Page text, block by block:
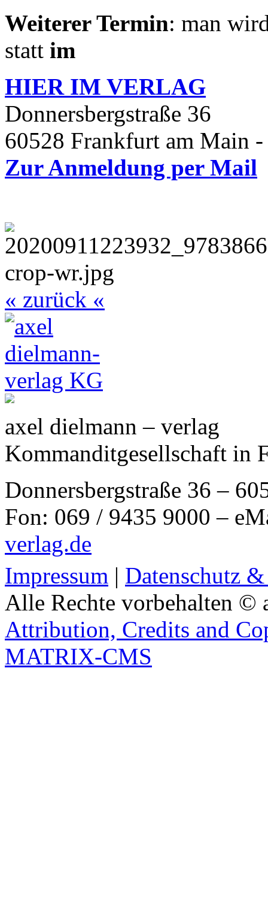
Weiterer Termin: man
statt im
HIER IM VERLAG
Donnersbergstraße 36
60528 Frankfurt am Main
Zur Anmeldung per Mail
« zurück «
axel dielmann – verlag
Kommanditgesellschaft in
Donnersbergstraße 36 –
Fon: 069 / 9435 9000 –
verlag.de
Impressum | Datenschutz
Alle Rechte vorbehalten ©
Attribution, Credits and
MATRIX-CMS